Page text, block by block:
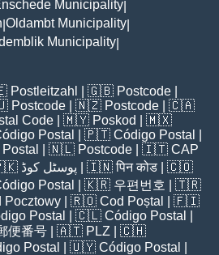
Municipality
Oldambt Municipality
Municipality
Postleitzahl | 🇬🇧 Postcode
Postcode | 🇳🇿 Postcode | 🇨🇦
Code | 🇲🇾 Poskod
| 🇲🇽
Postal | 🇵🇹 Código Postal
| 🇳🇱 Postcode | 🇮🇹 CAP
پوسٹل کوڈ | 🇮🇳पिन कोड | 🇨🇴
Postal | 🇰🇷 우편번호
| 🇹🇷
Pocztowy | 🇷🇴 Cod Poștal
| 🇫🇮
Postal | 🇨🇱 Código Postal
便番号 | 🇦🇹 PLZ | 🇨🇭
Postal | 🇺🇾 Código Postal